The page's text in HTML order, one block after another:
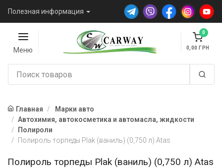
Полезная информация
Меню
0
0,00
Главная
Марки авто
Автохимия, автокосметика и автомасла, жидкости
Полироли
Полироль торпеды Plak (ваниль) (0,750 л) Atas
Полироль торпеды Plak (ваниль) (0,750 л) Atas